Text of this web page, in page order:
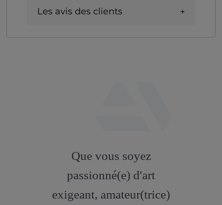
Les avis des clients
artstation
Que vous soyez
passionné(e) d'art
exigeant, amateur(trice)